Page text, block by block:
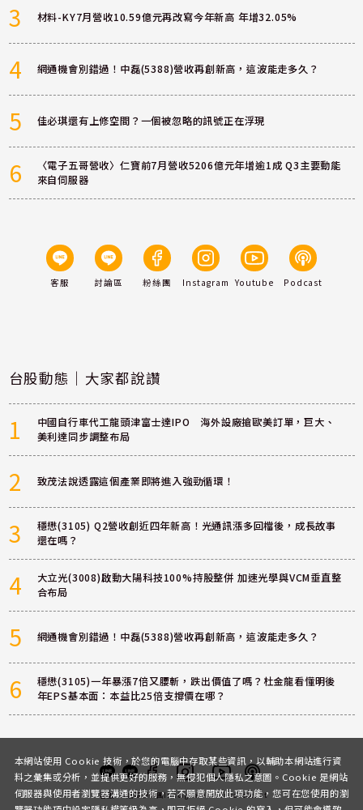
3 材料-KY7月營收10.59億元再改寫今年新高 年增32.05%
4 網通機會別錯過！中磊(5388)營收再創新高，這波能走多久？
5 佳必琪還有上修空間？一個被忽略的訊號正在浮現
6
〈電子五哥營收〉仁寶前7月營收5206億元年增逾1成 Q3主要動能
來自伺服器
客服 討論區 粉絲團 Instagram Youtube Podcast
台股動態｜大家都說讚
1
中國自行車代工龍頭津富士達IPO 海外設廠搶歐美訂單，巨大、
美利達同步調整布局
2 致茂法說透露這個產業即將進入強勁循環！
3
穩懋(3105) Q2營收創近四年新高！光通訊漲多回檔後，成長故事
還在嗎？
4
大立光(3008)啟動大陽科技100%持股整併 加速光學與VCM垂直整
合布局
5 網通機會別錯過！中磊(5388)營收再創新高，這波能走多久？
6
穩懋(3105)一年暴漲7倍又腰斬，跌出價值了嗎？杜金龍看懂明後
年EPS基本面：本益比25倍支撐價在哪？
客服 討論區粉絲團InstagramYoutubePodcast
本網站使用 Cookie 技術，於您的電腦中存取某些資訊，以輔助本網站進行資
料之彙集或分析，並提供更好的服務，無侵犯個人隱私之意圖。Cookie 是網站
伺服器與使用者瀏覽器溝通的技術，若不願意開放此項功能，您可在您使用的瀏